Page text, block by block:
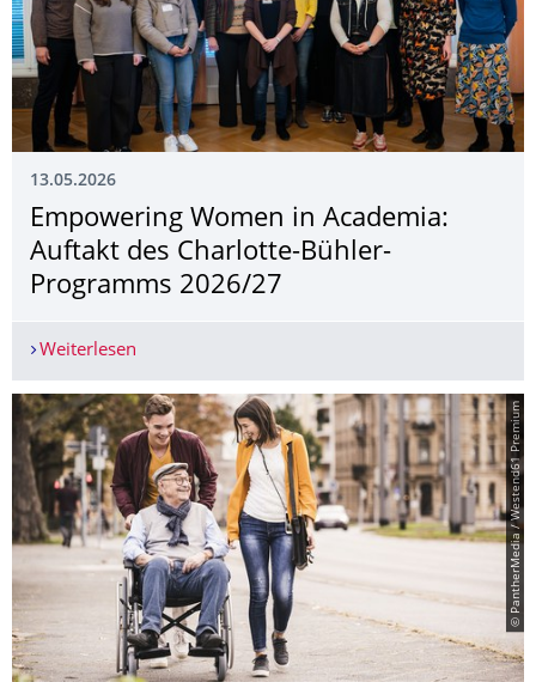
13.05.2026
Empowering Women in Academia:
Auftakt des Charlotte-Bühler-
Programms 2026/27
Weiterlesen
© PantherMedia / Westend61 Premium